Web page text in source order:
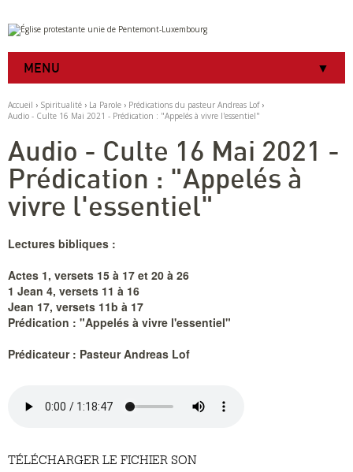
Aller
au
contenu.
à
navigation
Outils
personnels
MENU
Accueil › Spiritualité › La Parole › Prédications du pasteur Andreas Lof ›
Audio - Culte 16 Mai 2021 - Prédication : "Appelés à vivre l'essentiel"
Audio - Culte 16 Mai 2021 -
Prédication : "Appelés à
vivre l'essentiel"
Lectures bibliques :
Actes 1, versets 15 à 17 et 20 à 26
1 Jean 4, versets 11 à 16
Jean 17, versets 11b à 17
Prédication : "Appelés à vivre l'essentiel"
Prédicateur : Pasteur Andreas Lof
TÉLÉCHARGER LE FICHIER SON